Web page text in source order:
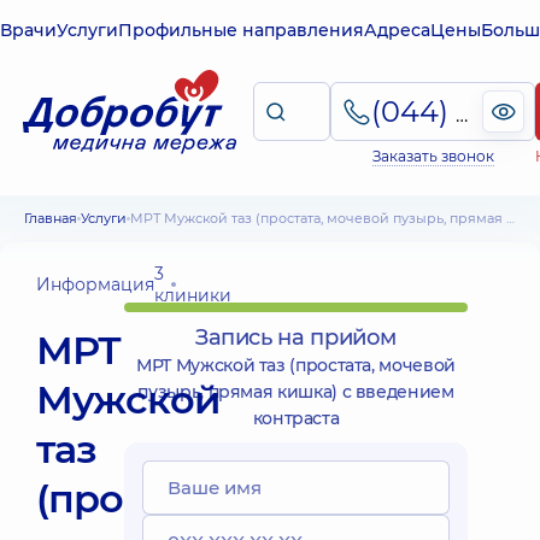
ВрачиУслугиПрофильные направленияАдресаЦены
(044) 495-2-888
Заказать звонок
Главная Услуги МРТ Мужской таз (простата, мочевой пузырь, прямая кишка) с введением контраста
Информация3
клиники
МРТ
Мужской
таз
(простата,
Запись на прийом
МРТ Мужской таз (простата, мочевой
пузырь, прямая кишка) с введением
контраста